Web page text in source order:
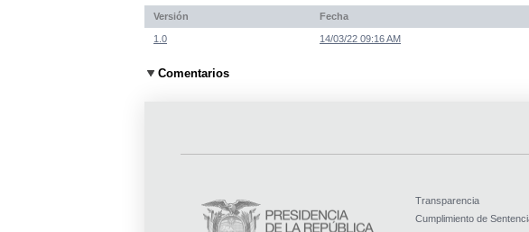
Versión Fecha
1.0 14/03/22 09:16 AM
Comentarios
Transparencia
Cumplimiento de